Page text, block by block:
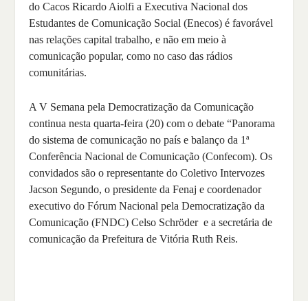
do Cacos Ricardo Aiolfi a Executiva Nacional dos
Estudantes de Comunicação Social (Enecos) é favorável
nas relações capital trabalho, e não em meio à
comunicação popular, como no caso das rádios
comunitárias.
A V Semana pela Democratização da Comunicação
continua nesta quarta-feira (20) com o debate “Panorama
do sistema de comunicação no país e balanço da 1ª
Conferência Nacional de Comunicação (Confecom). Os
convidados são o representante do Coletivo Intervozes
Jacson Segundo, o presidente da Fenaj e coordenador
executivo do Fórum Nacional pela Democratização da
Comunicação (FNDC) Celso Schröder e a secretária de
comunicação da Prefeitura de Vitória Ruth Reis.